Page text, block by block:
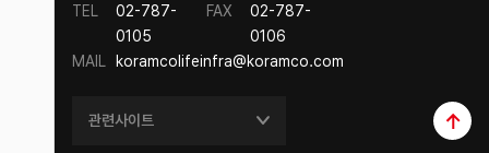
TEL
02-787-
0105
FAX
02-787-
0106
MAIL
koramcolifeinfra@koramco.com
관련사이트